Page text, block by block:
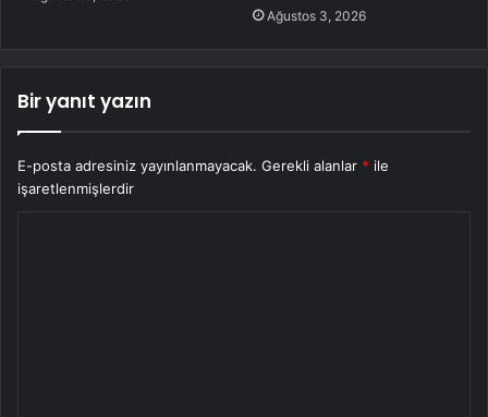
Ağustos 3, 2026
Bir yanıt yazın
E-posta adresiniz yayınlanmayacak. Gerekli alanlar * ile
işaretlenmişlerdir